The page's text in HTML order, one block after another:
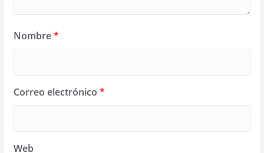
Nombre*
Correo electrónico *
Web